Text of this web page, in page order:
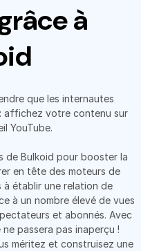
à
que les internautes
affichez votre contenu sur
YouTube.
de Bulkoid pour booster la
en tête des moteurs de
à établir une relation de
à un nombre élevé de vues
et abonnés. Avec
passera pas inaperçu !
méritez et construisez une